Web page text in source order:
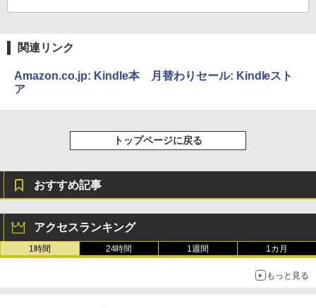
関連リンク
Amazon.co.jp: Kindle本 月替わりセール: Kindleスト
ア
トップページに戻る
おすすめ記事
アクセスランキング
1時間 24時間 1週間 1カ月
もっと見る